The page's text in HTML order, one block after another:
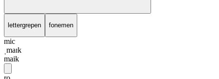
lettergrepen fonemen
mic
ˌmaɪk
maik